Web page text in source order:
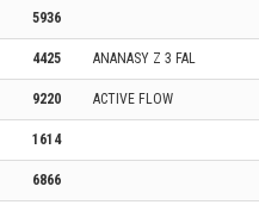
5936
4425 ANANASY Z 3 FAL
9220 ACTIVE FLOW
1614
6866